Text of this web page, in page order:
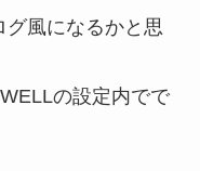
風になるかと思
の設定内でで